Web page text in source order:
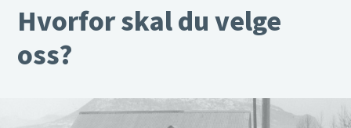
Hvorfor skal du velge
oss?